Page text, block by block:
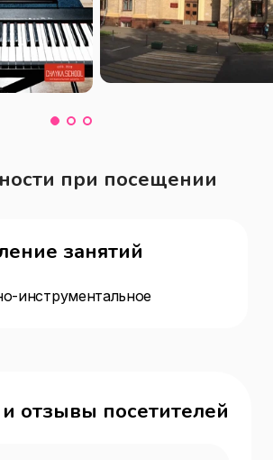
при посещении
занятий
инструментальное
отзывы посетителей